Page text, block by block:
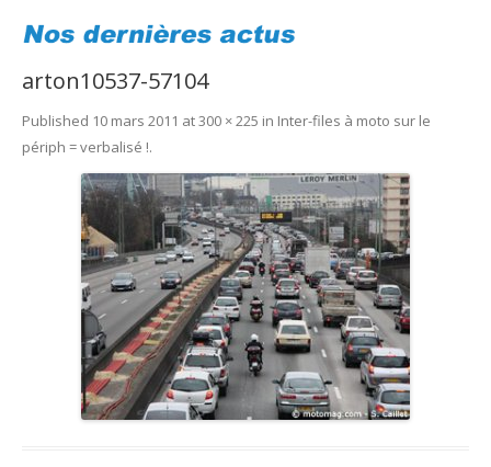
Forum
Balades & sorties moto
Qui sommes nous
Rejoins nous
Nous contacter
arton10537-57104
Published 10 mars 2011 at300 × 225 in Inter-files à moto sur le
périph = verbalisé !.